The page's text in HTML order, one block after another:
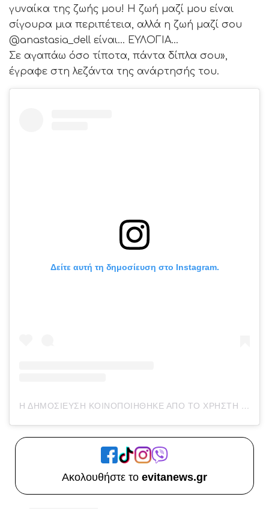
γυναίκα της ζωής μου! Η ζωή μαζί μου είναι
σίγουρα μια περιπέτεια, αλλά η ζωή μαζί σου
@anastasia_dell είναι… ΕΥΛΟΓΙΑ…
Σε αγαπάω όσο τίποτα, πάντα δίπλα σου»,
έγραφε στη λεζάντα της ανάρτησής του.
Δείτε αυτή τη δημοσίευση στο Instagram.
Η ΔΗΜΟΣΊΕΥΣΗ ΚΟΙΝΟΠΟΙΉΘΗΚΕ ΑΠΌ ΤΟ ΧΡΉΣΤΗ ILIAS VRETTOS (@VRETTOS_ILIAS)
Ακολουθήστε το evitanews.gr